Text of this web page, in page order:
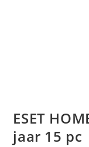
ESET
jaar 15 pc